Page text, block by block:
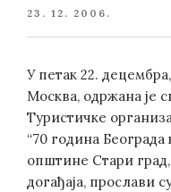
POSTED
23. 12. 2006.
У петак 22.
Москва, одржана је
Туристичке
“70 година Београда
општине Стари
догађаја, прослави